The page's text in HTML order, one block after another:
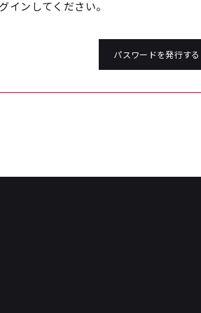
インしてください。
パスワードを発行する